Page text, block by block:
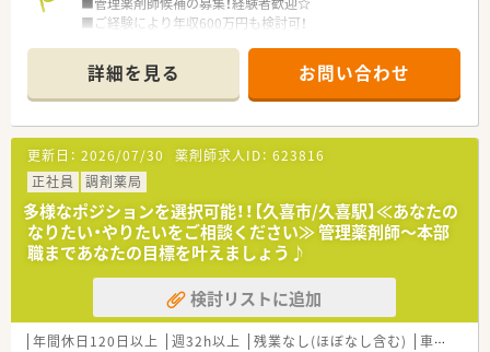
■ご経験により年収600万円も検討可！
■年間休日120日以上！
<会社の特徴>
■埼玉県内で20店舗以上の調剤薬局を展開しており、患者様の
かかりつけ薬局となるように社員一同日々研鑽を重ねていま
す。
■クリニックや医院の門前に出店している割合が、地域の皆様と
の触れ合いを大切にしながらお仕事できます。
■4つの心を大切にする会社でありたいと考えます。
「患者様を大切にする心」「地域社会との関係を大切にする心」
「病院や取引先との関係を大切にする心」「社員とその家族を大
切にする心」
■健康診断・保養所・福利厚生倶楽部など、福利厚生が充実。安心
して活躍できるサポートがあります。
■研修体制も整っています。新人研修・OJT研修・集合研修・幹部
詳細を見る お問い合わせ
更新日： 2026/07/30 薬剤師求人ID： 623816
正社員
調剤薬局
多様なポジションを選択可能！！【久喜市/久喜駅】≪あなたの
なりたい・やりたいをご相談ください≫ 管理薬剤師～本部
職まであなたの目標を叶えましょう♪
検討リストに追加
年間休日120日以上 週32h以上 残業なし(ほぼなし含む) 車通勤可